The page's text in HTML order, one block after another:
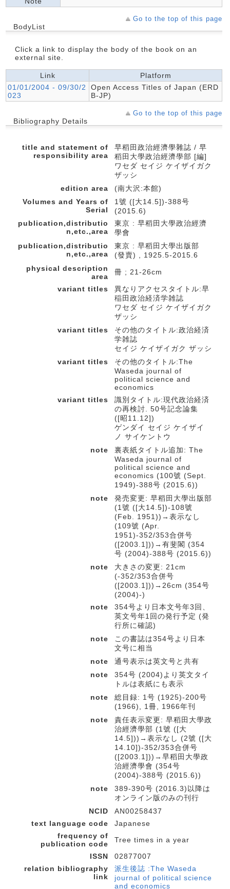
Go to the top of this page
BodyList
Click a link to display the body of the book on an
external site.
Link
Platform
01/01/2004 - 09/30/2
023
Open Access Titles of Japan (ERD
B-JP)
Go to the top of this page
Bibliography Details
title and statement of
responsibility area
早稻田政治經濟學雜誌 / 早
稻田大學政治經濟學部 [編]
ワセダ セイジ ケイザイガク
ザッシ
edition area
(南大沢:本館)
Volumes and Years of
Serial
1號 ([大14.5])-388号
(2015.6)
publication,distributio
n,etc.,area
東京 : 早稻田大學政治經濟
學會
publication,distributio
n,etc.,area
東京 : 早稻田大學出版部
(發賣) , 1925.5-2015.6
physical description
area
冊 ; 21-26cm
variant titles
異なりアクセスタイトル:早
稲田政治経済学雑誌
ワセダ セイジ ケイザイガク
ザッシ
variant titles
その他のタイトル:政治経済
学雑誌
セイジ ケイザイガク ザッシ
variant titles
その他のタイトル:The
Waseda journal of
political science and
economics
variant titles
識別タイトル:現代政治経済
の再検討. 50号記念論集
([昭11.12])
ゲンダイ セイジ ケイザイ
ノ サイケントウ
note
裏表紙タイトル追加: The
Waseda journal of
political science and
economics (100號 (Sept.
1949)-388号 (2015.6))
note
発売変更: 早稻田大學出版部
(1號 ([大14.5])-108號
(Feb. 1951))→表示なし
(109號 (Apr.
1951)-352/353合併号
([2003.1]))→有斐閣 (354
号 (2004)-388号 (2015.6))
note
大きさの変更: 21cm
(-352/353合併号
([2003.1]))→26cm (354号
(2004)-)
note
354号より日本文号年3回、
英文号年1回の発行予定 (発
行所に確認)
note
この書誌は354号より日本
文号に相当
note
通号表示は英文号と共有
note
354号 (2004)より英文タイ
トルは表紙にも表示
note
総目録: 1号 (1925)-200号
(1966), 1冊, 1966年刊
note
責任表示変更: 早稻田大學政
治經濟學部 (1號 ([大
14.5]))→表示なし (2號 ([大
14.10])-352/353合併号
([2003.1]))→早稻田大學政
治經濟學會 (354号
(2004)-388号 (2015.6))
note
389-390号 (2016.3)以降は
オンライン版のみの刊行
NCID
AN00258437
text language code
Japanese
frequency of
publication code
Tree times in a year
ISSN
02877007
relation bibliography
link
派生後誌 :The Waseda
journal of political science
and economics